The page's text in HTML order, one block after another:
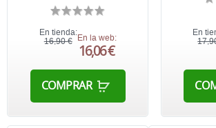
En tienda:
16,90 € En la web:
16,06 €
COMPRAR
En